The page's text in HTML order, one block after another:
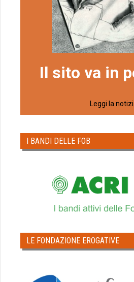
Il sito va in
Leggi la
I BANDI DELLE FOB
LE FONDAZIONE EROGATIVE